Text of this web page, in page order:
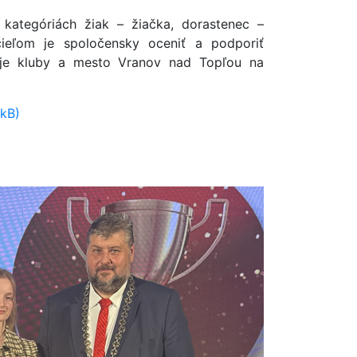
žiak – žiačka, dorastenec –
je spoločensky oceniť a podporiť
kluby a mesto Vranov nad Topľou na